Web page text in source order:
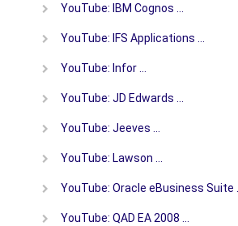
YouTube: IBM Cognos …
YouTube: IFS Applications …
YouTube: Infor …
YouTube: JD Edwards …
YouTube: Jeeves …
YouTube: Lawson …
YouTube: Oracle eBusiness Suite …
YouTube: QAD EA 2008 …